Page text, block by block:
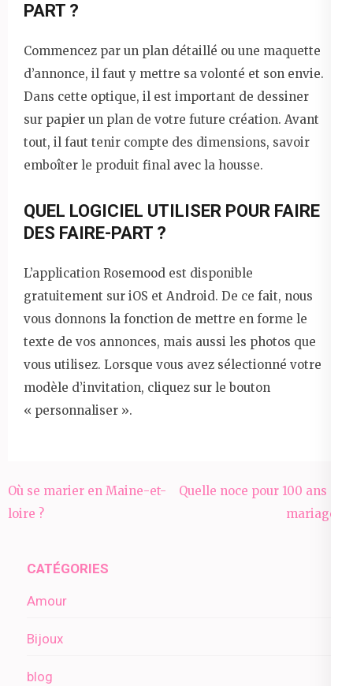
PART ?
Commencez par un plan détaillé ou une maquette
d’annonce, il faut y mettre sa volonté et son envie.
Dans cette optique, il est important de dessiner
sur papier un plan de votre future création. Avant
tout, il faut tenir compte des dimensions, savoir
emboîter le produit final avec la housse.
QUEL LOGICIEL UTILISER POUR FAIRE
DES FAIRE-PART ?
L’application Rosemood est disponible
gratuitement sur iOS et Android. De ce fait, nous
vous donnons la fonction de mettre en forme le
texte de vos annonces, mais aussi les photos que
vous utilisez. Lorsque vous avez sélectionné votre
modèle d’invitation, cliquez sur le bouton
« personnaliser ».
Navigation
de
Où se marier en Maine-et-
loire ?
Quelle noce pour 100 ans de
mariage ?
CATÉGORIES
Amour
Bijoux
blog